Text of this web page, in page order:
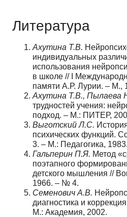
Литература
Ахутина Т.В.
индивидуальных
использования
в школе // I
памяти А.Р. Лурии. – М.,
Ахутина Т.В., Пылаева
трудностей учения:
подход. – М.: ПИТЕР,
Выготский Л.С.
психических функций.
3. – М.: Педагогика, 1983.
Гальперин П.Я. Метод
поэтапного
детского мышления //
1966. – № 4.
Семенович А.В.
диагностика и
М.: Академия, 2002.